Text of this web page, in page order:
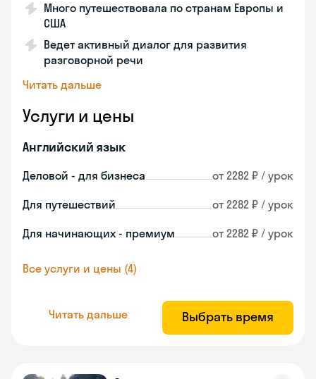
Много путешествовала по странам Европы и
США
Ведет активный диалог для развития
разговорной речи
Читать дальше
Услуги и цены
Английский язык
Деловой - для бизнеса от 2282 ₽ / урок
Для путешествий от 2282 ₽ / урок
Для начинающих - премиум от 2282 ₽ / урок
Все услуги и цены (4)
Читать дальше Выбрать время